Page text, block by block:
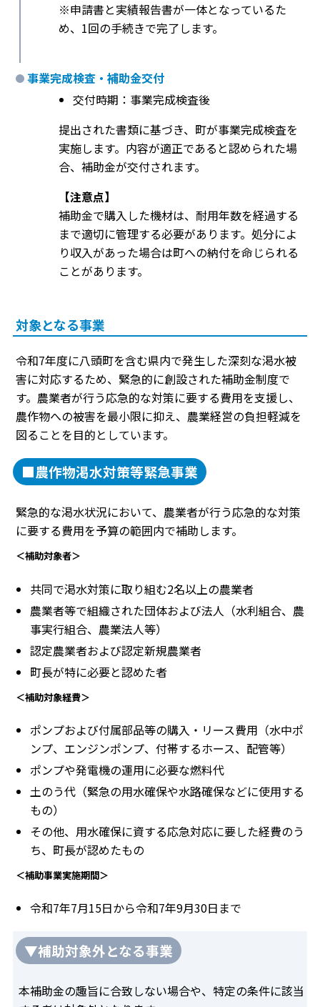
※申請書と実績報告書が一体となっているた
め、1回の手続きで完了します。
事業完成検査・補助金交付
交付時期：事業完成検査後
提出された書類に基づき、町が事業完成検査を
実施します。内容が適正であると認められた場
合、補助金が交付されます。
【注意点】
補助金で購入した機材は、耐用年数を経過する
まで適切に管理する必要があります。処分によ
り収入があった場合は町への納付を命じられる
ことがあります。
対象となる事業
令和7年度に八頭町を含む県内で発生した深刻な渇水被
害に対応するため、緊急的に創設された補助金制度で
す。農業者が行う応急的な対策に要する費用を支援し、
農作物への被害を最小限に抑え、農業経営の負担軽減を
図ることを目的としています。
■農作物渇水対策等緊急事業
緊急的な渇水状況において、農業者が行う応急的な対策
に要する費用を予算の範囲内で補助します。
＜補助対象者＞
共同で渇水対策に取り組む2名以上の農業者
農業者等で組織された団体および法人（水利組合、農
事実行組合、農業法人等）
認定農業者および認定新規農業者
町長が特に必要と認めた者
＜補助対象経費＞
ポンプおよび付属部品等の購入・リース費用（水中ポ
ンプ、エンジンポンプ、付帯するホース、配管等）
ポンプや発電機の運用に必要な燃料代
土のう代（緊急の用水確保や水路確保などに使用する
もの）
その他、用水確保に資する応急対応に要した経費のう
ち、町長が認めたもの
＜補助事業実施期間＞
令和7年7月15日から令和7年9月30日まで
▼補助対象外となる事業
本補助金の趣旨に合致しない場合や、特定の条件に該当